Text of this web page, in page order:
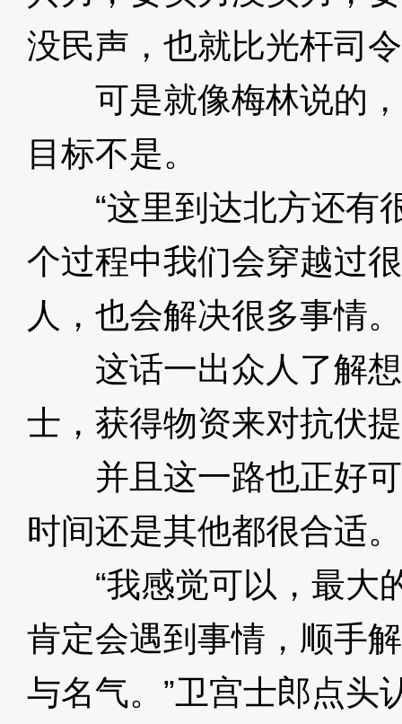
没民声，也就比光杆司
可是就像梅林说的，
目标不是。
“这里到达北方还有
个过程中我们会穿越过
人，也会解决很多事情
这话一出众人了解想
士，获得物资来对抗伏
并且这一路也正好可
时间还是其他都很合适。
“我感觉可以，最大
肯定会遇到事情，顺手
与名气。”卫宫士郎点头